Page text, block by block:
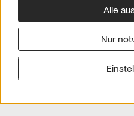
Über uns
Alle
Nur